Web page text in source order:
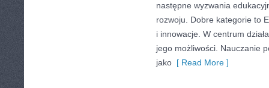
następne wyzwania
rozwoju. Dobre kategorie to
i innowacje. W centrum
jego możliwości. Nauczanie
jako [ Read More ]